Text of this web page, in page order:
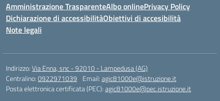
Amministrazione TrasparenteAlbo onlinePrivacy Policy
Dichiarazione di accessibilitàObiettivi di accesibilità
Note legali
Indirizzo:Via Enna, snc - 92010 - Lampedusa (AG)
Centralino:0922971039 Email:agic81000e@istruzione.it
Posta elettronica certificata (PEC):agic81000e@pec.istruzione.it